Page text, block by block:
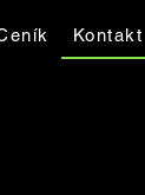
Kontakt